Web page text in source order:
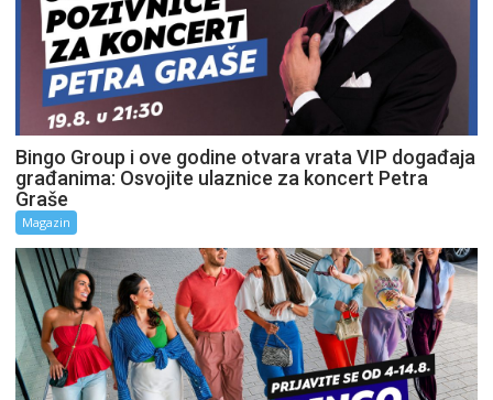
Bingo Group i ove godine otvara vrata VIP događaja
građanima: Osvojite ulaznice za koncert Petra
Graše
Magazin